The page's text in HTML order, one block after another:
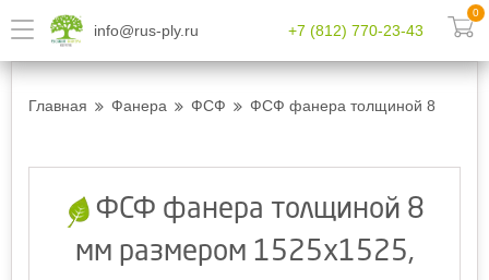
info@rus-ply.ru +7 (812) 770-23-43
0
Главная Фанера ФСФ ФСФ фанера толщиной 8 мм
ФСФ фанера толщиной 8
мм размером 1525x1525,